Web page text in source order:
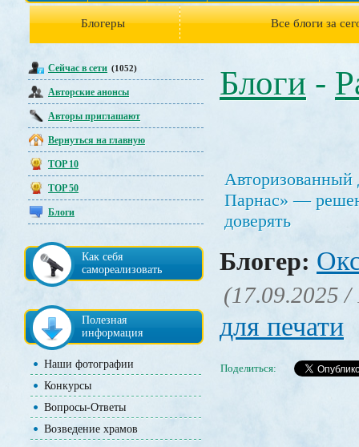
Блогеры Все блоги за
Сейчас в сети (1052)
Авторские анонсы
Авторы приглашают
Вернуться на главную
TOP 10
TOP 50
Блоги
Как себя
самореализовать
Полезная
информация
Наши фотографии
Конкурсы
Вопросы-Ответы
Возведение храмов
Блоги -
Парнас» —
доверять
Блогер:
(17.09.2025 /
для печати
Поделиться: